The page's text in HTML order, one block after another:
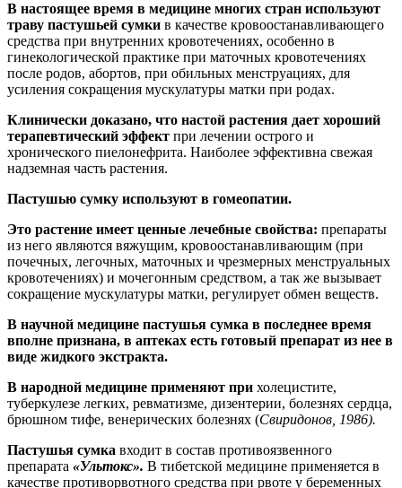
В настоящее время в медицине многих стран используют
траву пастушьей сумки в качестве кровоостанавливающего
средства при внутренних кровотечениях, особенно в
гинекологической практике при маточных кровотечениях
после родов, абортов, при обильных менструациях, для
усиления сокращения мускулатуры матки при родах.
Клинически доказано, что настой растения дает хороший
терапевтический эффект при лечении острого и
хронического пиелонефрита. Наиболее эффективна свежая
надземная часть растения.
Пастушью сумку используют в гомеопатии.
Это растение имеет ценные лечебные свойства: препараты
из него являются вяжущим, кровоостанавливающим (при
почечных, легочных, маточных и чрезмерных менструальных
кровотечениях) и мочегонным средством, а так же вызывает
сокращение мускулатуры матки, регулирует обмен веществ.
В научной медицине пастушья сумка в последнее время
вполне признана, в аптеках есть готовый препарат из нее в
виде жидкого экстракта.
В народной медицине применяют при холецистите,
туберкулезе легких, ревматизме, дизентерии, болезнях сердца,
брюшном тифе, венерических болезнях (Свиридонов, 1986).
Пастушья сумка входит в состав противоязвенного
препарата «Ультокс». В тибетской медицине применяется в
качестве противорвотного средства при рвоте у беременных